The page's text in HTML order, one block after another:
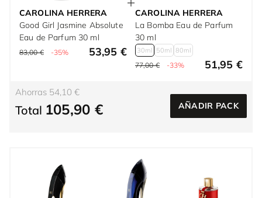
CAROLINA HERRERA
Good Girl Jasmine Absolute
Eau de Parfum 30 ml
83,00 € -35% 53,95 €
CAROLINA HERRERA
La Bomba Eau de Parfum
30 ml
30ml 50ml 80ml
77,00 € -33% 51,95 €
Ahorras 54,10 €
Total 105,90 € AÑADIR PACK